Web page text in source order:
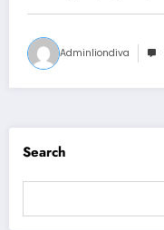
Adminliondiva
Search